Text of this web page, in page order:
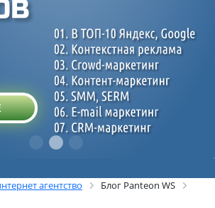
агентство
Блог Panteon WS